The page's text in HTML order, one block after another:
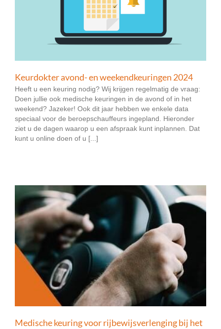
Keurdokter avond- en weekendkeuringen 2024
Heeft u een keuring nodig? Wij krijgen regelmatig de vraag:
Doen jullie ook medische keuringen in de avond of in het
weekend? Jazeker! Ook dit jaar hebben we enkele data
speciaal voor de beroepschauffeurs ingepland. Hieronder
ziet u de dagen waarop u een afspraak kunt inplannen. Dat
kunt u online doen of u [...]
Medische keuring voor rijbewijsverlenging bij het